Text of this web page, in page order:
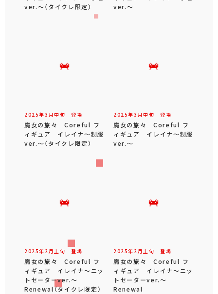
ver.～（タイクレ限定）
ver.～
2025年3 月中旬 登場
魔女の旅々 Coreful フ
ィギュア イレイナ～制服
ver.～（タイクレ限定）
2025年3 月中旬 登場
魔女の旅々 Coreful フ
ィギュア イレイナ～制服
ver.～
2025年 2 月 上旬 登場
魔女の旅々 Coreful フ
ィギュア イレイナ～ニッ
トセーターver.～
Renewal（タイクレ限定）
2025年 2 月 上旬 登場
魔女の旅々 Coreful フ
ィギュア イレイナ～ニッ
トセーターver.～
Renewal